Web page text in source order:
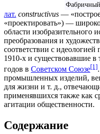
лат. constructivus —
«проектировать») —
области изобразительного
преобразования и
соответствии с идеологией
1910-х и существовавшие в
годов в Советском Союзе[1]
промышленных изделий,
для жизни и т. д.,
применявшихся также как
агитации общественности.
Содержание